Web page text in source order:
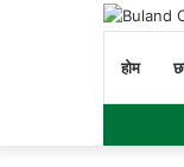
होम